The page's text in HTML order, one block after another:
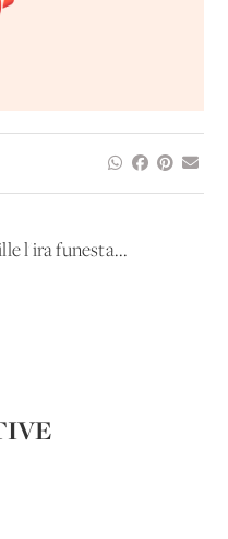
l'ira funesta...